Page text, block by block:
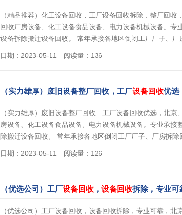
（精品推荐）化工设备回收，工厂设备回收拆除，整厂回收
回收厂房设备、化工设备食品设备、电力设备机械设备。
设备拆除搬迁设备回收。 常年承接各地区倒闭工厂厂子、厂
日期：2023-05-11 阅读量：136
（实力雄厚）废旧设备整厂回收，工厂设备回收优选
（实力雄厚）废旧设备整厂回收，工厂设备回收优选，北
房设备、化工设备食品设备、电力设备机械设备。专业承
除搬迁设备回收。 常年承接各地区倒闭工厂厂子、厂房拆除
日期：2023-05-11 阅读量：126
（优选公司）工厂设备回收 ， 设备回收拆除，专业可
（优选公司）工厂设备回收，设备回收拆除，专业可靠，